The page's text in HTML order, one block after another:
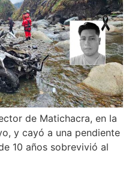
de Matichacra, en la
y cayó a una pendiente
10 años sobrevivió al